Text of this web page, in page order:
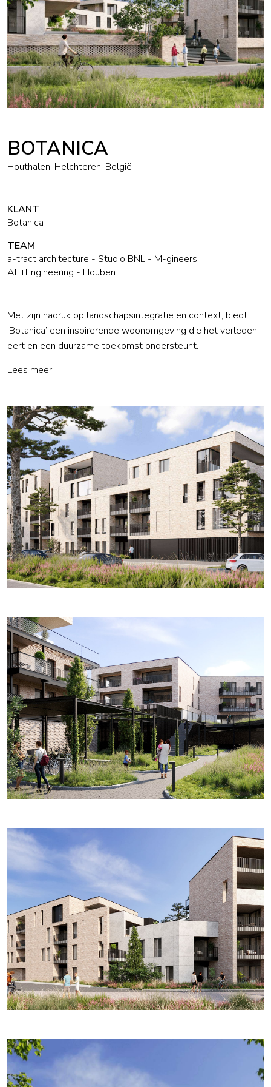
BOTANICA
Houthalen-Helchteren, België
KLANT
Botanica
TEAM
a-tract architecture - Studio BNL - M-gineers
AE+Engineering - Houben
Met zijn nadruk op landschapsintegratie en context, biedt
‘Botanica’ een inspirerende woonomgeving die het verleden
eert en een duurzame toekomst ondersteunt​.
Lees meer